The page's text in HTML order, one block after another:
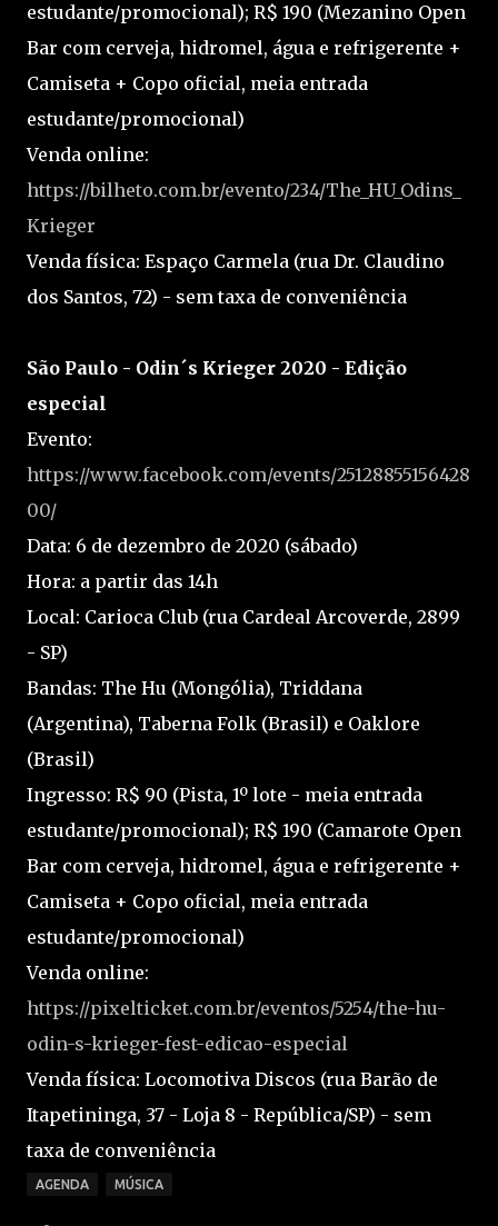
estudante/promocional); R$ 190 (Mezanino Open
Bar com cerveja, hidromel, água e refrigerente +
Camiseta + Copo oficial, meia entrada
estudante/promocional)
Venda online:
https://bilheto.com.br/evento/234/The_HU_Odins_
Krieger
Venda física: Espaço Carmela (rua Dr. Claudino
dos Santos, 72) - sem taxa de conveniência
São Paulo - Odin´s Krieger 2020 - Edição
especial
Evento:
https://www.facebook.com/events/25128855156428
00/
Data: 6 de dezembro de 2020 (sábado)
Hora: a partir das 14h
Local: Carioca Club (rua Cardeal Arcoverde, 2899
- SP)
Bandas: The Hu (Mongólia), Triddana
(Argentina), Taberna Folk (Brasil) e Oaklore
(Brasil)
Ingresso: R$ 90 (Pista, 1º lote - meia entrada
estudante/promocional); R$ 190 (Camarote Open
Bar com cerveja, hidromel, água e refrigerente +
Camiseta + Copo oficial, meia entrada
estudante/promocional)
Venda online:
https://pixelticket.com.br/eventos/5254/the-hu-
odin-s-krieger-fest-edicao-especial
Venda física: Locomotiva Discos (rua Barão de
Itapetininga, 37 - Loja 8 - República/SP) - sem
taxa de conveniência
AGENDA MÚSICA